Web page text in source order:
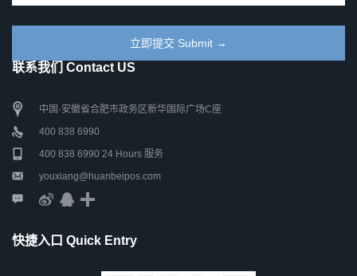
联系我们 Contact US
中国·安徽省合肥市政务区新华国际广场C座
400 838 6990
400 838 6990 24 Hours 服务
youxiang@huanbeipos.com
快捷入口 Quick Entry